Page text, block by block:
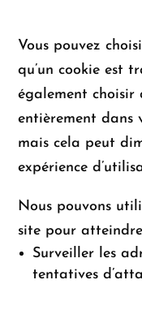
Vous pouvez
qu’un cookie est
également choisir
entièrement dans
mais cela peut
expérience
Nous pouvons
site pour
Surveiller les
tentatives